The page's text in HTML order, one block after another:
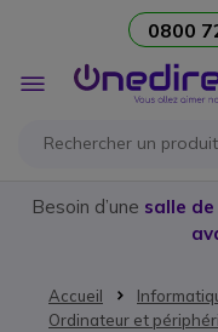
0800
Affichage
navigation
Besoin d’une salle
Accueil
Ordinateur et